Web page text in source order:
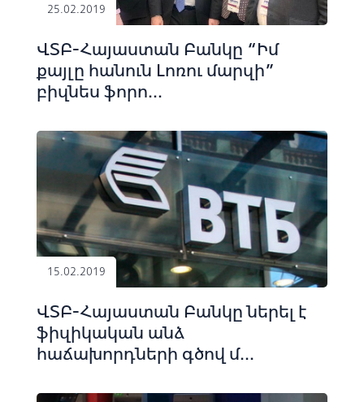
25.02.2019
ՎՏԲ-Հայաստան Բանկը “Իմ
քայլը հանուն Լոռու մարզի”
բիզնես ֆորո...
15.02.2019
ՎՏԲ-Հայաստան Բանկը ներել է
ֆիզիկական անձ
հաճախորդների գծով մ...